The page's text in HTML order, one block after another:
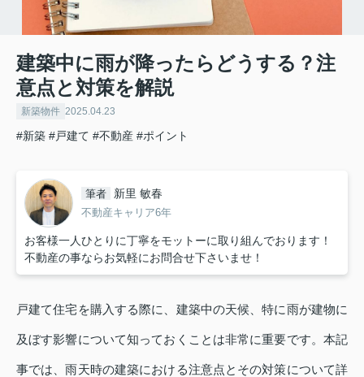
建築中に雨が降ったらどうする？注
意点と対策を解説
新築物件 2025.04.23
#新築 #戸建て #不動産 #ポイント
筆者 新里 敏春
不動産キャリア6年
お客様一人ひとりに丁寧をモットーに取り組んでおります！
不動産の事ならお気軽にお問合せ下さいませ！
戸建て住宅を購入する際に、建築中の天候、特に雨が建物に
及ぼす影響について知っておくことは非常に重要です。本記
事では、雨天時の建築における注意点とその対策について詳